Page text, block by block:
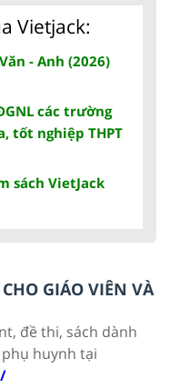
Vietjack:
- Anh (2026)
các trường
tốt nghiệp THPT
sách VietJack
GIÁO VIÊN VÀ
đề thi, sách dành
huynh tại